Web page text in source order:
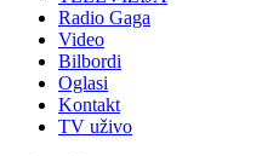
Radio Gaga
Video
Bilbordi
Oglasi
Kontakt
TV uživo